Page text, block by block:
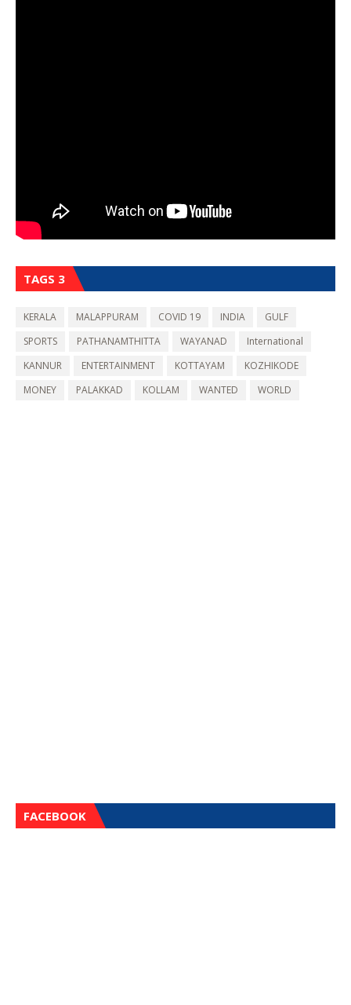
TAGS 3
KERALA MALAPPURAM COVID 19 INDIA
GULF
SPORTS
PATHANAMTHITTA WAYANAD
International
KANNUR
ENTERTAINMENT KOTTAYAM
KOZHIKODE
MONEY
PALAKKAD KOLLAM WANTED WORLD
FACEBOOK